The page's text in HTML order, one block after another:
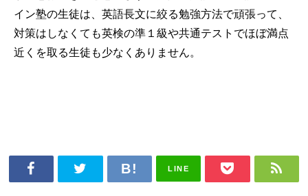
イン塾の生徒は、英語長文に絞る勉強方法で頑張って、
対策はしなくても英検の準１級や共通テストでほぼ満点
近くを取る生徒も少なくありません。
LINE